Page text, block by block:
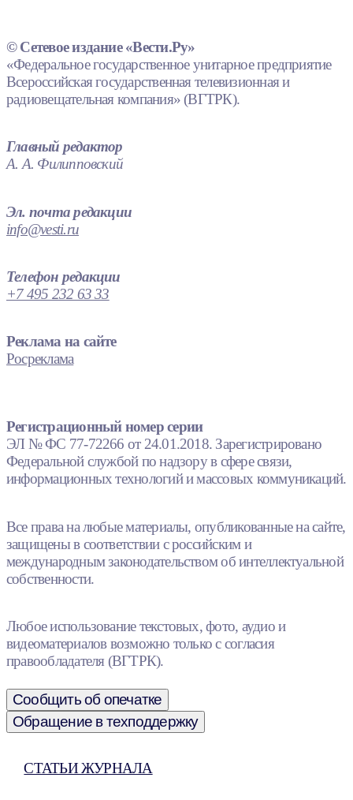
© Сетевое издание «Вести.Ру»
«Федеральное государственное унитарное предприятие
Всероссийская государственная телевизионная и
радиовещательная компания» (ВГТРК).
Главный редактор
А. А. Филипповский
Эл. почта редакции
info@vesti.ru
Телефон редакции
+7 495 232 63 33
Реклама на сайте
Росреклама
Регистрационный номер серии
ЭЛ № ФС 77-72266 от 24.01.2018. Зарегистрировано
Федеральной службой по надзору в сфере связи,
информационных технологий и массовых коммуникаций.
Все права на любые материалы, опубликованные на сайте,
защищены в соответствии с российским и
международным законодательством об интеллектуальной
собственности.
Любое использование текстовых, фото, аудио и
видеоматериалов возможно только с согласия
правообладателя (ВГТРК).
Сообщить об опечатке
Обращение в техподдержку
СТАТЬИ ЖУРНАЛА